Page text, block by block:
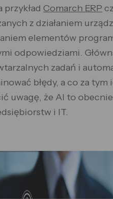
przykładComarch ERP
z działaniem
elementów
odpowiedziami.
zadań i
błędy, a co za
uwagę, że AI to
i IT.